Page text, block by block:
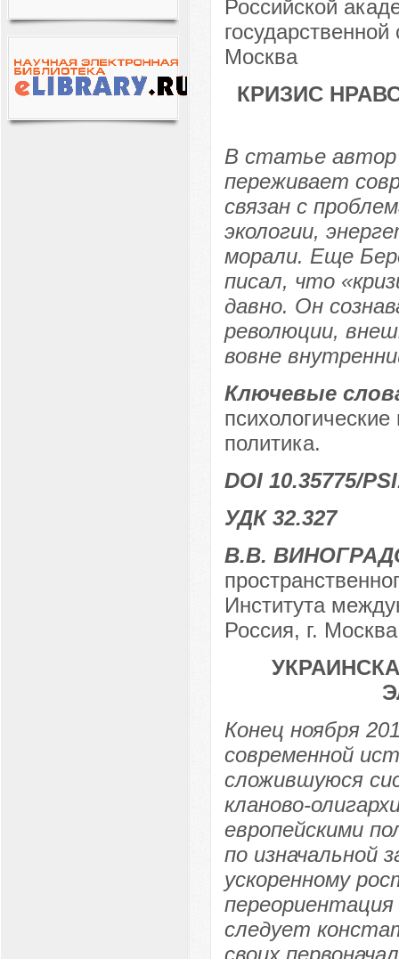
Российской
Москва
КРИЗИС
В статье автор
переживает
связан с
экологии,
морали. Еще
писал, что
давно. Он
революции,
вовне
Ключевые
политика.
DOI 10.35775/
УДК 32.327
В.В.
Института
Россия, г. Москва
Конец ноября
современной
сложившуюся
кланово-
европейскими
по изначальной
ускоренному
переориентация
следует